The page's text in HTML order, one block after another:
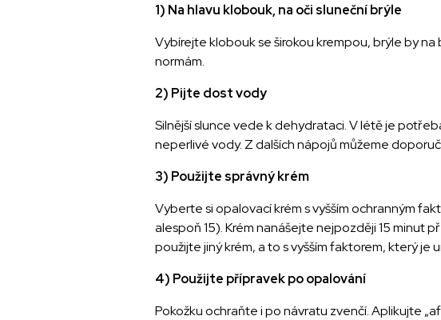
1) Na hlavu klobouk, na oči sluneční brýle
Vybírejte klobouk se širokou krempou, brýle by
normám.
2) Pijte dost vody
Silnější slunce vede k dehydrataci. V létě je
neperlivé vody. Z dalších nápojů můžeme
3) Použijte správný krém
Vyberte si opalovací krém s vyšším ochranným
alespoň 15). Krém nanášejte nejpozději 15 minut
použijte jiný krém, a to s vyšším faktorem, který je
4) Použijte přípravek po opalování
Pokožku ochraňte i po návratu zvenčí. Aplikujte